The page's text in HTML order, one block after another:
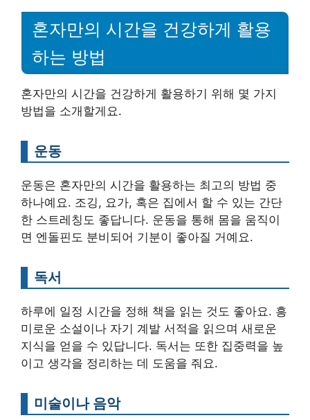
혼자만의 시간을 건강하게 활용
하는 방법
혼자만의 시간을 건강하게 활용하기 위해 몇 가지
방법을 소개할게요.
운동
운동은 혼자만의 시간을 활용하는 최고의 방법 중
하나예요. 조깅, 요가, 혹은 집에서 할 수 있는 간단
한 스트레칭도 좋답니다. 운동을 통해 몸을 움직이
면 엔돌핀도 분비되어 기분이 좋아질 거예요.
독서
하루에 일정 시간을 정해 책을 읽는 것도 좋아요. 흥
미로운 소설이나 자기 계발 서적을 읽으며 새로운
지식을 얻을 수 있답니다. 독서는 또한 집중력을 높
이고 생각을 정리하는 데 도움을 줘요.
미술이나 음악